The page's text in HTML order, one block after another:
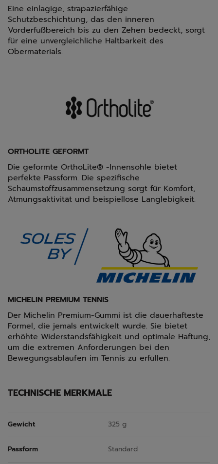
Eine einlagige, strapazierfähige
Schutzbeschichtung, das den inneren
Vorderfußbereich bis zu den Zehen bedeckt, sorgt
für eine unvergleichliche Haltbarkeit des
Obermaterials.
ORTHOLITE GEFORMT
Die geformte OrthoLite® -Innensohle bietet
perfekte Passform. Die spezifische
Schaumstoffzusammensetzung sorgt für Komfort,
Atmungsaktivität und beispiellose Langlebigkeit.
MICHELIN PREMIUM TENNIS
Der Michelin Premium-Gummi ist die dauerhafteste
Formel, die jemals entwickelt wurde. Sie bietet
erhöhte Widerstandsfähigkeit und optimale Haftung,
um die extremen Anforderungen bei den
Bewegungsabläufen im Tennis zu erfüllen.
TECHNISCHE MERKMALE
Gewicht 325 g
Passform Standard